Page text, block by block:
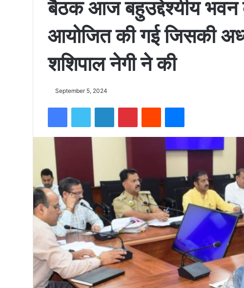
15500
उंची
चोटी
पर
फहराया
तिरंगा
बैठक आज बहुउद्देश्यीय
आयोजित की गई जिसकी
शशिपाल नेगी ने की
September 5, 2024